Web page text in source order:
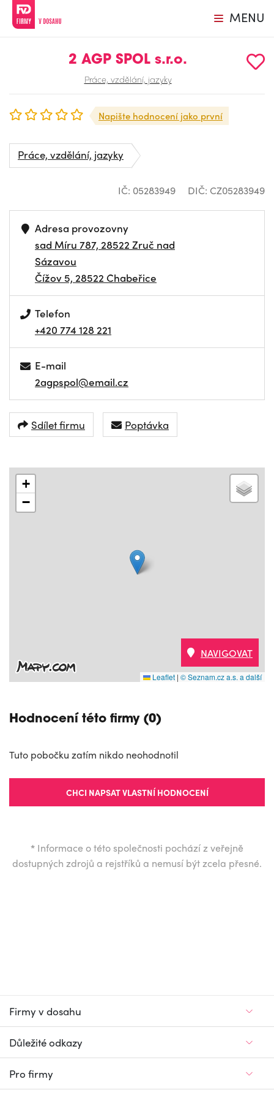
MENU
2 AGP SPOL s.r.o.
Práce, vzdělání, jazyky
Napište hodnocení jako první
Práce, vzdělání, jazyky
IČ: 05283949 DIČ: CZ05283949
Adresa provozovny
sad Míru 787, 28522 Zruč nad
Sázavou
Čížov 5, 28522 Chabeřice
Telefon
+420 774 128 221
E-mail
2agpspol@email.cz
Sdílet firmu Poptávka
+
−
Leaflet | © Seznam.cz a.s. a další
NAVIGOVAT
Hodnocení této firmy (0)
Tuto pobočku zatím nikdo neohodnotil
CHCI NAPSAT VLASTNÍ HODNOCENÍ
* Informace o této společnosti pochází z veřejně
dostupných zdrojů a rejstříků a nemusí být zcela přesné.
Firmy v dosahu
Důležité odkazy
Pro firmy